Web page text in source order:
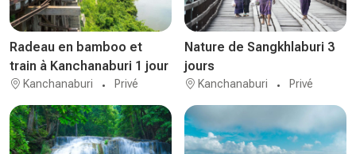
Radeau en bamboo et
train à Kanchanaburi 1 jour
Kanchanaburi Privé
Nature de Sangkhlaburi 3
jours
Kanchanaburi Privé